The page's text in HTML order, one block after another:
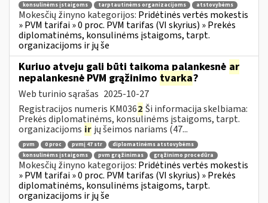
konsulinėms įstaigoms
tarptautinėms organizacijoms atstovybėms
Mokesčių žinyno kategorijos: Pridėtinės vertės mokestis
» PVM tarifai » 0 proc. PVM tarifas (VI skyrius) » Prekės
diplomatinėms, konsulinėms įstaigoms, tarpt.
organizacijoms ir jų še
Kuriuo atveju gali būti taikoma palankesnė ar
nepalankesnė PVM grąžinimo tvarka?
Web turinio sąrašas 2025-10-27
Registracijos numeris KM0362 Ši informacija skelbiama:
Prekės diplomatinėms, konsulinėms įstaigoms, tarpt.
organizacijoms ir jų šeimos nariams (47...
pvm 0 proc pvmį 47 str
diplomatinėms atstovybėms
konsulinėms įstaigoms
pvm grąžinimas grąžinimo procedūra
Mokesčių žinyno kategorijos: Pridėtinės vertės mokestis
» PVM tarifai » 0 proc. PVM tarifas (VI skyrius) » Prekės
diplomatinėms, konsulinėms įstaigoms, tarpt.
organizacijoms ir jų še